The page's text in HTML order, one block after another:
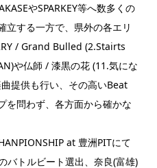
やSPARKEY等へ数多くの
立する一方で、県外の各エリ
/ Grand Bulled (2.Stairts
や仏師 / 漆黒の花 (11.気にな
提供も行い、その高いBeat
を問わず、各方面から確かな
at 豊洲PITにて
バトルビート選出、奈良(富雄)